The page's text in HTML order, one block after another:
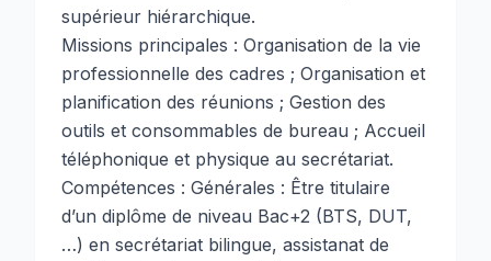
supérieur hiérarchique.
Missions principales : Organisation de la vie
professionnelle des cadres ; Organisation et
planification des réunions ; Gestion des
outils et consommables de bureau ; Accueil
téléphonique et physique au secrétariat.
Compétences : Générales : Être titulaire
d’un diplôme de niveau Bac+2 (BTS, DUT,
…) en secrétariat bilingue, assistanat de